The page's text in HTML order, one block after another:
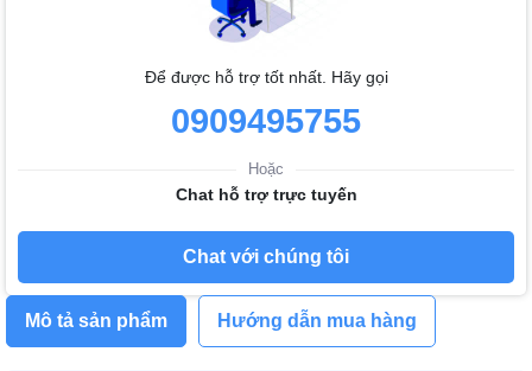
Để được hỗ trợ tốt nhất. Hãy gọi
0909495755
Hoặc
Chat hỗ trợ trực tuyến
Chat với chúng tôi
Mô tả sản phẩm Hướng dẫn mua hàng